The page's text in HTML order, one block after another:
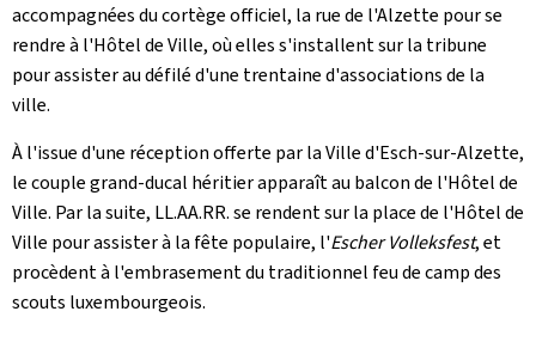
accompagnées du cortège officiel, la rue de l'Alzette pour se
rendre à l'Hôtel de Ville, où elles s'installent sur la tribune
pour assister au défilé d'une trentaine d'associations de la
ville.
À l'issue d'une réception offerte par la Ville d'Esch-sur-Alzette,
le couple grand-ducal héritier apparaît au balcon de l'Hôtel de
Ville. Par la suite, LL.AA.RR. se rendent sur la place de l'Hôtel de
Ville pour assister à la fête populaire, l'Escher Volleksfest, et
procèdent à l'embrasement du traditionnel feu de camp des
scouts luxembourgeois.